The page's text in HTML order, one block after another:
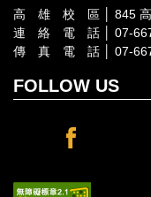
高 雄 校 區 │ 845 高
連 絡 電 話 │ 07-
傳 真 電 話 │ 07-
FOLLOW US